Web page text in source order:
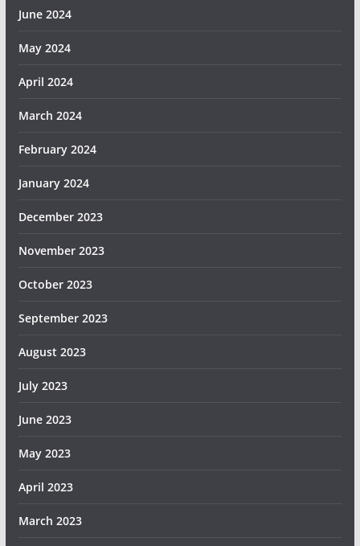
June 2024
May 2024
April 2024
March 2024
February 2024
January 2024
December 2023
November 2023
October 2023
September 2023
August 2023
July 2023
June 2023
May 2023
April 2023
March 2023